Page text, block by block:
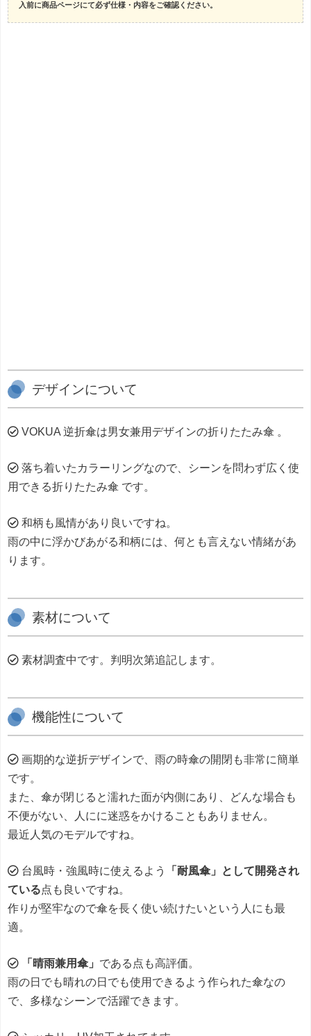
入前に商品ページにて必ず仕様・内容をご確認ください。
デザインについて
VOKUA 逆折傘は男女兼用デザインの折りたたみ傘 。
落ち着いたカラーリングなので、シーンを問わず広く使
用できる折りたたみ傘 です。
和柄も風情があり良いですね。
雨の中に浮かびあがる和柄には、何とも言えない情緒があ
ります。
素材について
素材調査中です。判明次第追記します。
機能性について
画期的な逆折デザインで、雨の時傘の開閉も非常に簡単
です。
また、傘が閉じると濡れた面が内側にあり、どんな場合も
不便がない、人にに迷惑をかけることもありません。
最近人気のモデルですね。
台風時・強風時に使えるよう
「耐風傘」として開発され
ている点も良いですね。
作りが堅牢なので傘を長く使い続けたいという人にも最
適。
「晴雨兼用傘」 である点も高評価。
雨の日でも晴れの日でも使用できるよう作られた傘なの
で、多様なシーンで活躍できます。